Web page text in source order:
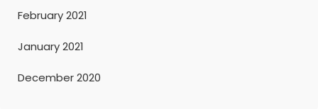
February 2021
January 2021
December 2020